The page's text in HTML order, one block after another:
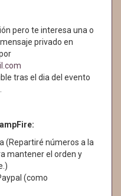
pero te interesa una o
privado en
tras el dia del evento
(Repartiré números a la
mantener el orden y
(como